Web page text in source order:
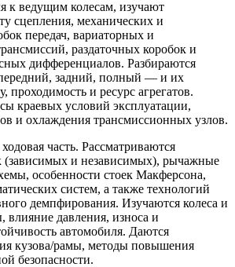
к ведущим колесам, изучают
сцепления, механических и
передач, вариаторных и
раздаточных коробок и
дифференциалов. Разбираются
задний, полный — и их
проходимость и ресурс агрегатов.
краевых условий эксплуатации,
и охлаждения трансмиссионных узлов.
часть. Рассматриваются
(зависимых и независимых), рычажные
особенности стоек Макферсона,
систем, а также технологий
демпфирования. Изучаются колеса и
давления, износа и
автомобиля. Даются
кузова/рамы, методы повышения
безопасности.